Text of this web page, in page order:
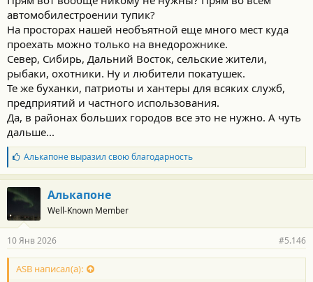
с
т
и
автомобилестроении тупик?
На просторах нашей необъятной еще много мест куда
проехать можно только на внедорожнике.
Север, Сибирь, Дальний Восток, сельские жители,
рыбаки, охотники. Ну и любители покатушек.
Те же буханки, патриоты и хантеры для всяких служб,
предприятий и частного использования.
Да, в районах больших городов все это не нужно. А чуть
дальше...
Б
л
а
г
о
а
н
о
с
Алькапоневыразил свою благодарность
Алькапоне
Well-Known Member
10 Янв 2026 #5.146
ASB написал(а):